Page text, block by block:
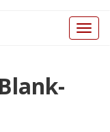
Вкл/
Выкл